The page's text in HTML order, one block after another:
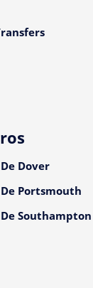
Dover
Portsmouth
Southampton